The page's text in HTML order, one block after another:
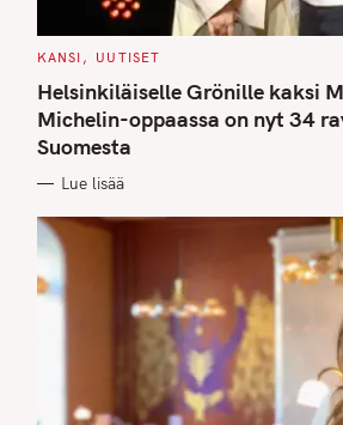
C
T
E
G
O
R
I
S
KANSI UUTISET
Helsinkiläiselle Grönille kaksi
Michelin-oppaassa on nyt 34
Suomesta
Lue lisää